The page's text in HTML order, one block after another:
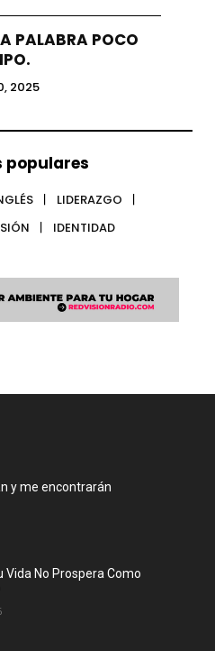
PALABRA POCO
2025
populares
LIDERAZGO
IDENTIDAD
y me encontrarán
Vida No Prospera Como